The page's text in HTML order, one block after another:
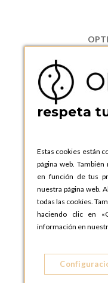
08130 Santa
OPTIONS
C.
28803
respeta
Estas cookies están
página web.
en función de tus
nuestra página web.
todas las cookies.
haciendo clic en
información en